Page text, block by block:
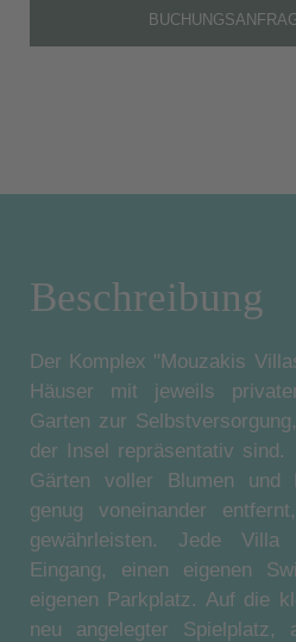
Beschreibung
Der Komplex "Mouzakis
Häuser mit jeweils
Garten zur
der Insel repräsentativ sind.
Gärten voller Blumen und
genug voneinander
gewährleisten. Jede
Eingang, einen eigenen
eigenen Parkplatz. Auf die
neu angelegter